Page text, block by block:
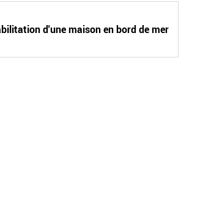
d'une maison en bord de mer